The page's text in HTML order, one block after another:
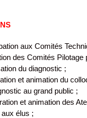
aux Comités
des Comités Pilotage
du diagnostic ;
et animation du
au grand public ;
et animation des
élus ;